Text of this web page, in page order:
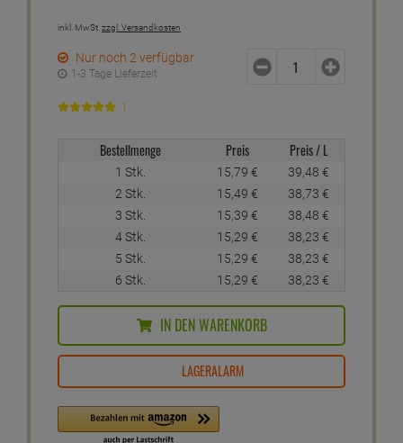
inkl. MwSt.zzgl. Versandkosten
Nur noch 2 verfügbar
1-3 Tage Lieferzeit
1
Bestellmenge Preis Preis / L
1 Stk. 15,79 € 39,48 €
2 Stk.
15,49 € 38,73 €
3 Stk.
15,39 € 38,48 €
4 Stk.
15,29 € 38,23 €
5 Stk.
15,29 € 38,23 €
6 Stk.
15,29 € 38,23 €
IN DEN WARENKORB
LAGERALARM